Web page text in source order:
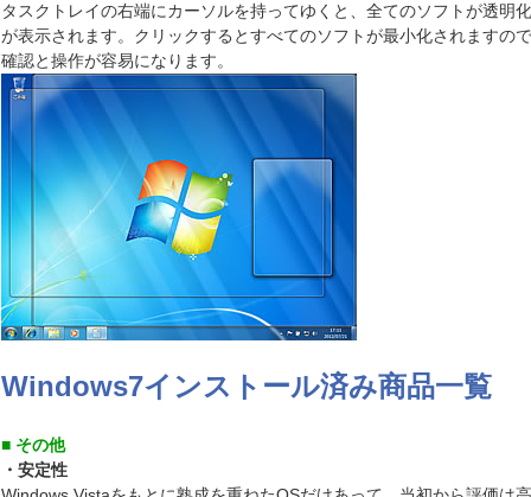
タスクトレイの右端にカーソルを持ってゆくと、全てのソフトが透明
が表示されます。クリックするとすべてのソフトが最小化されますの
確認と操作が容易になります。
Windows7インストール済み商品一覧
■ その他
・安定性